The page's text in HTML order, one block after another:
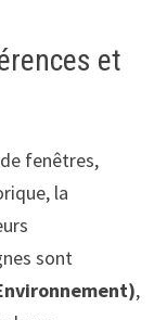
et
fenêtres,
la
sont
,